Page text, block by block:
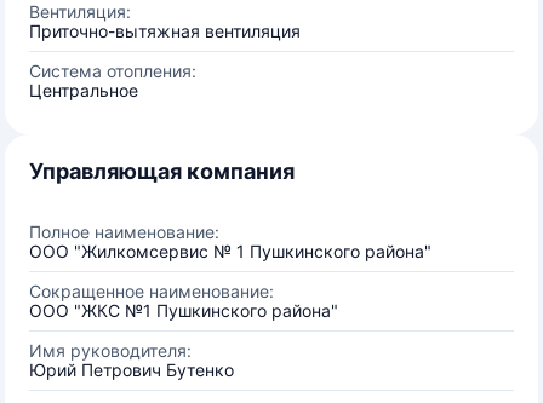
Вентиляция:
Приточно-вытяжная вентиляция
Система отопления:
Центральное
Управляющая компания
Полное наименование:
ООО "Жилкомсервис № 1 Пушкинского района"
Сокращенное наименование:
ООО "ЖКС №1 Пушкинского района"
Имя руководителя:
Юрий Петрович Бутенко